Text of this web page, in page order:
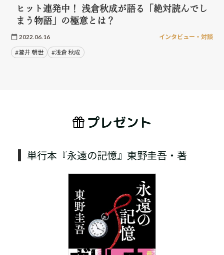
ヒット連発中！ 浅倉秋成が語る「絶対読んでし
まう物語」の極意とは？
2022.06.16 インタビュー・対談
#瀧井 朝世 #浅倉 秋成
プレゼント
単行本『永遠の記憶』東野圭吾・著